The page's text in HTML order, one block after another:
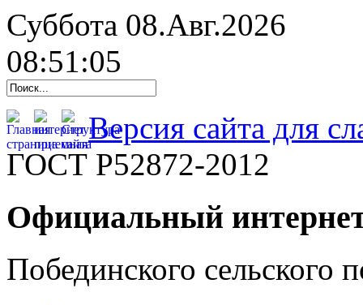
Суббота 08.Авг.2026
08:51:06
Версия сайта для
ГОСТ Р52872-2012
Официальный
Побединского сельского